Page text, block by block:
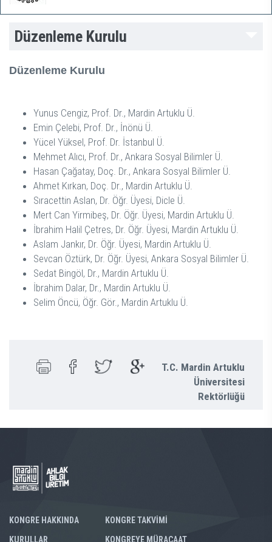
Düzenleme Kurulu
Düzenleme Kurulu
Yunus Cengiz, Prof. Dr., Mardin Artuklu Ü.
Emin Çelebi, Prof. Dr., İnönü Ü.
Yücel Yüksel, Prof. Dr. İstanbul Ü.
Mehmet Alıcı, Prof. Dr., Ankara Sosyal Bilimler Ü.
Hasan Çağatay, Doç. Dr., Ankara Sosyal Bilimler Ü.
Ahmet Kırkan, Doç. Dr., Mardin Artuklu Ü.
Sıracettin Aslan, Dr. Öğr. Üyesi, Dicle Ü.
Mert Can Yirmibeş, Dr. Öğr. Üyesi, Mardin Artuklu Ü.
İbrahim Halil Çetres, Dr. Öğr. Üyesi, Mardin Artuklu Ü.
Aslam Jankır, Dr. Öğr. Üyesi, Mardin Artuklu Ü.
Sevcan Öztürk, Dr. Öğr. Üyesi, Ankara Sosyal Bilimler Ü.
Sedat Bingöl, Dr., Mardin Artuklu Ü.
İbrahim Dalar, Dr., Mardin Artuklu Ü.
Selim Öncü, Öğr. Gör., Mardin Artuklu Ü.
T.C. Mardin Artuklu
Üniversitesi
Rektörlüğü
KONGRE HAKKINDA
KURULLAR
KONGRE TAKVİMİ
KONGREYE MÜRACAAT